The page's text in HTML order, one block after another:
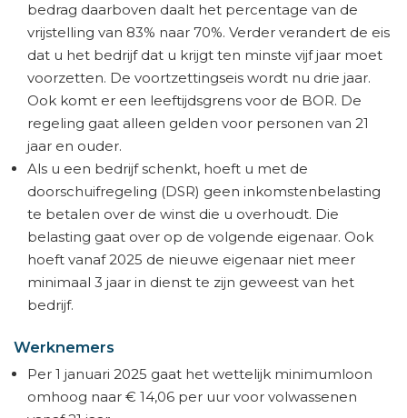
bedrag daarboven daalt het percentage van de
vrijstelling van 83% naar 70%. Verder verandert de eis
dat u het bedrijf dat u krijgt ten minste vijf jaar moet
voorzetten. De voortzettingseis wordt nu drie jaar.
Ook komt er een leeftijdsgrens voor de BOR. De
regeling gaat alleen gelden voor personen van 21
jaar en ouder.
Als u een bedrijf schenkt, hoeft u met de
doorschuifregeling (DSR) geen inkomstenbelasting
te betalen over de winst die u overhoudt. Die
belasting gaat over op de volgende eigenaar. Ook
hoeft vanaf 2025 de nieuwe eigenaar niet meer
minimaal 3 jaar in dienst te zijn geweest van het
bedrijf.
Werknemers
Per 1 januari 2025 gaat het wettelijk minimumloon
omhoog naar € 14,06 per uur voor volwassenen